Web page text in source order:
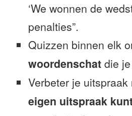
‘We wonnen de
penalties”.
Quizzen binnen elk
woordenschat die
Verbeter je
eigen uitspraak